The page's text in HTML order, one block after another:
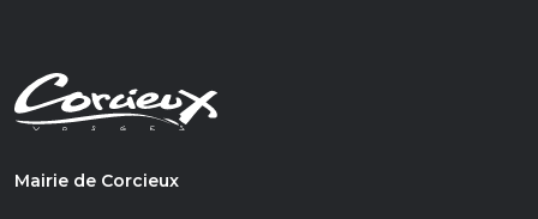
Mairie de Corcieux